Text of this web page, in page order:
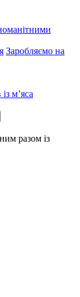
Заробляємо на
м’яса
разом із